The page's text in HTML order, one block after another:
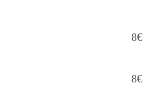
8€
8€